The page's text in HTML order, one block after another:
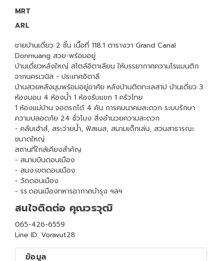
MRT
ARL
ขายบ้านเดี่ยว 2 ชั้น เนื้อที่ 118.1 ตารางวา Grand Canal
Donmuang สวย-พร้อมอยู่
บ้านเดี่ยวหลังใหญ่ สไตล์อิตาเลียน ให้บรรยากาศความโรแมนติก
จากนครเวนิส - ประเทศอิตาลี
บ้านสวยหลังมุมพร้อมอยู่อาศัย หลังบ้านติดทะเลสาป บ้านเดี่ยว 3
ห้องนอน 4 ห้องน้ำ 1 ห้องรับแขก 1 ครัวไทย
1 ห้องแม่บ้าน จอดรถได้ 4 คัน การคมนาคมสะดวก ระบบรักษา
ความปลอดภัย 24 ชั่วโมง สิ่งอำนวยความสะดวก
- คลับเฮ้าส์, สระว่ายน้ำ, ฟิสเนส, สนามเด็กเล่น, สวนสาธารณะ
ขนาดใหญ่
สถานที่ใกล้เคียงสำคัญ
- สนามบินดอนเมือง
- สนง.เขตดอนเมือง
- วัดดอนเมือง
- รร.ดอนเมืองทหารอากาศบำรุง ฯลฯ
สนใจติดต่อ คุณวรวุฒิ
065-426-6559
Line ID: Voravut28
ข้อมูล